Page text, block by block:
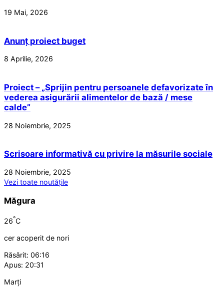
19 Mai, 2026
Anunț proiect buget
8 Aprilie, 2026
Proiect – „Sprijin pentru persoanele defavorizate în
vederea asigurării alimentelor de bază / mese
calde”
28 Noiembrie, 2025
Scrisoare informativă cu privire la măsurile sociale
28 Noiembrie, 2025
Vezi toate noutățile
Măgura
26°C
cer acoperit de nori
Răsărit: 06:16
Apus: 20:31
Marți